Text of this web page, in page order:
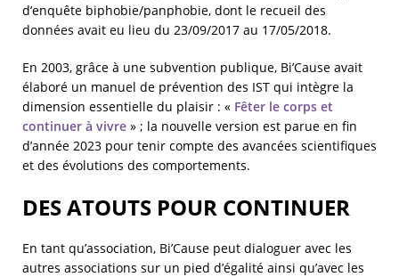
d’enquête biphobie/panphobie, dont le recueil des
données avait eu lieu du 23/09/2017 au 17/05/2018.
En 2003, grâce à une subvention publique, Bi’Cause avait
élaboré un manuel de prévention des IST qui intègre la
dimension essentielle du plaisir : « Fêter le corps et
continuer à vivre » ; la nouvelle version est parue en fin
d’année 2023 pour tenir compte des avancées scientifiques
et des évolutions des comportements.
DES ATOUTS POUR CONTINUER
En tant qu’association, Bi’Cause peut dialoguer avec les
autres associations sur un pied d’égalité ainsi qu’avec les